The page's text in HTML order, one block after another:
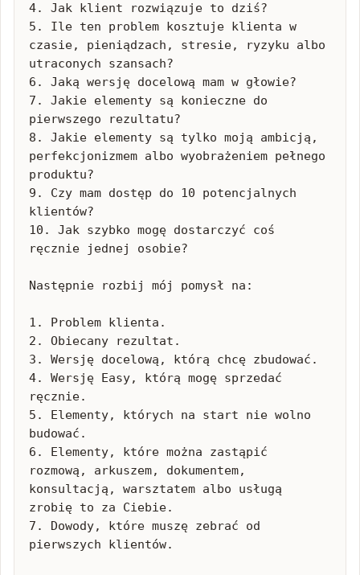
4. Jak klient rozwiązuje to dziś?
5. Ile ten problem kosztuje klienta w
czasie, pieniądzach, stresie, ryzyku albo
utraconych szansach?
6. Jaką wersję docelową mam w głowie?
7. Jakie elementy są konieczne do
pierwszego rezultatu?
8. Jakie elementy są tylko moją ambicją,
perfekcjonizmem albo wyobrażeniem pełnego
produktu?
9. Czy mam dostęp do 10 potencjalnych
klientów?
10. Jak szybko mogę dostarczyć coś
ręcznie jednej osobie?
Następnie rozbij mój pomysł na:
1. Problem klienta.
2. Obiecany rezultat.
3. Wersję docelową, którą chcę zbudować.
4. Wersję Easy, którą mogę sprzedać
ręcznie.
5. Elementy, których na start nie wolno
budować.
6. Elementy, które można zastąpić
rozmową, arkuszem, dokumentem,
konsultacją, warsztatem albo usługą
zrobię to za Ciebie.
7. Dowody, które muszę zebrać od
pierwszych klientów.